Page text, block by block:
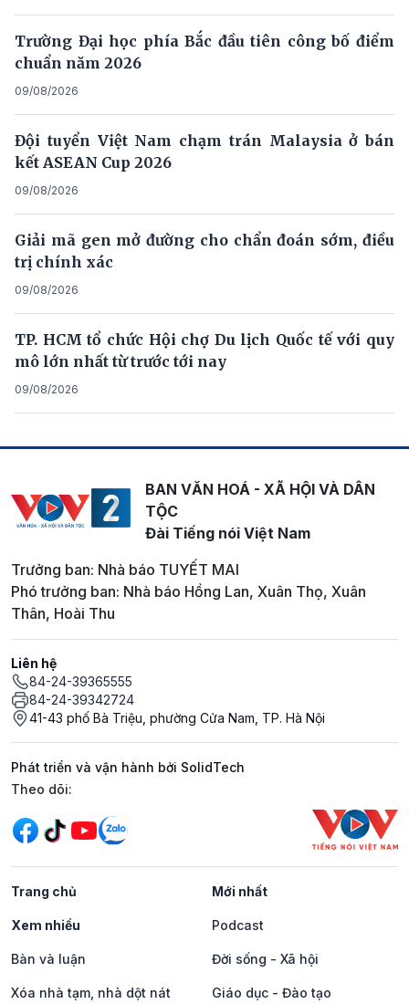
Trường Đại học phía Bắc đầu tiên công bố điểm
chuẩn năm 2026
09/08/2026
Đội tuyển Việt Nam chạm trán Malaysia ở bán
kết ASEAN Cup 2026
09/08/2026
Giải mã gen mở đường cho chẩn đoán sớm, điều
trị chính xác
09/08/2026
TP. HCM tổ chức Hội chợ Du lịch Quốc tế với quy
mô lớn nhất từ trước tới nay
09/08/2026
BAN VĂN HOÁ - XÃ HỘI VÀ DÂN
TỘC
Đài Tiếng nói Việt Nam
Trưởng ban: Nhà báo TUYẾT MAI
Phó trưởng ban: Nhà báo Hồng Lan, Xuân Thọ, Xuân
Thân, Hoài Thu
Liên hệ
84-24-39365555
84-24-39342724
41-43 phố Bà Triệu, phường Cửa Nam, TP. Hà Nội
Phát triển và vận hành bởi SolidTech
Mạng xã hội
Theo dõi:
Trang chủ Mới nhất
Xem nhiều Podcast
Bàn và luận Đời sống - Xã hội
Xóa nhà tạm, nhà dột nát Giáo dục - Đào tạo